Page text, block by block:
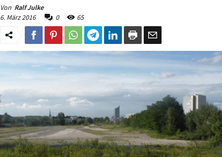
Von Ralf Julke
6. März 2016
0 65